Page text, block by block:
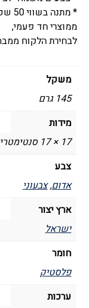
ממוצרי חד פעמי,
לבחירת הלקוח
משקל
145 גרם
מידות
17 × 17 סנטימטרים
צבע
אדום,צבעוני
ארץ יצור
ישראל
חומר
פלסטיק
ערכות